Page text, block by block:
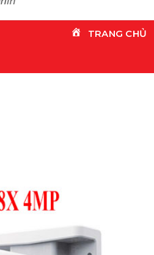
TRANG CHỦ